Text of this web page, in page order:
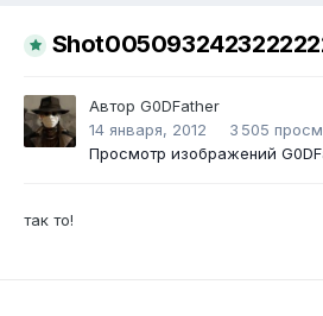
Автор G0DFathеr
14 января, 2012
3 505
Просмотр изображений
так то!